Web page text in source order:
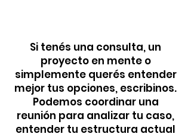
Si tenés una consulta, un
proyecto en mente o
simplemente querés entender
mejor tus opciones, escribinos.
Podemos coordinar una
reunión para analizar tu caso,
entender tu estructura actual